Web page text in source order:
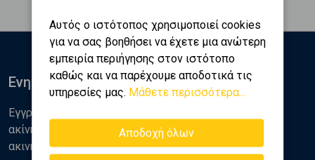
Αυτός ο ιστότοπος χρησιμοποιεί cookies
για να σας βοηθήσει να έχετε μια ανώτερη
εμπειρία περιήγησης στον ιστότοπο
καθώς και να παρέχουμε αποδοτικά τις
υπηρεσίες μας. Μάθετε περισσότερα...
Αποδοχή όλων
Ενημερωθείτε
Εγγραφείτε στο newsletter της Golden Home για νέα
ακίνητα, αναλύσεις και διάφορα θέματα της αγοράς
ακινήτων